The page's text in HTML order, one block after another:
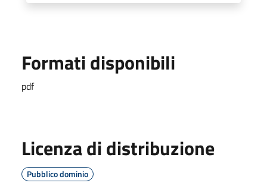
Formati disponibili
pdf
Licenza di distribuzione
Pubblico dominio